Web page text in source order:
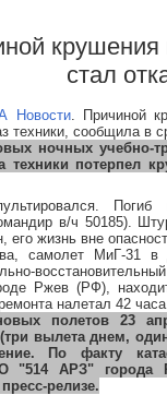
крушения
стал
Новости. Причиной
техники, сообщила в
ночных учебно-
техники потерпел
Погиб
в/ч 50185).
его жизнь вне
самолет МиГ-31 в
Ржев (РФ),
налетал 42 часа.
полетов 23
вылета днем,
По факту
"514 АРЗ"
релизе.